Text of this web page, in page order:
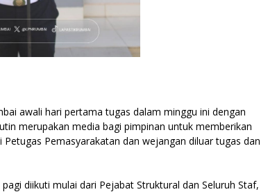
awali hari pertama tugas dalam minggu ini dengan
merupakan media bagi pimpinan untuk memberikan
Pemasyarakatan dan wejangan diluar tugas dan
diikuti mulai dari Pejabat Struktural dan Seluruh Staf,